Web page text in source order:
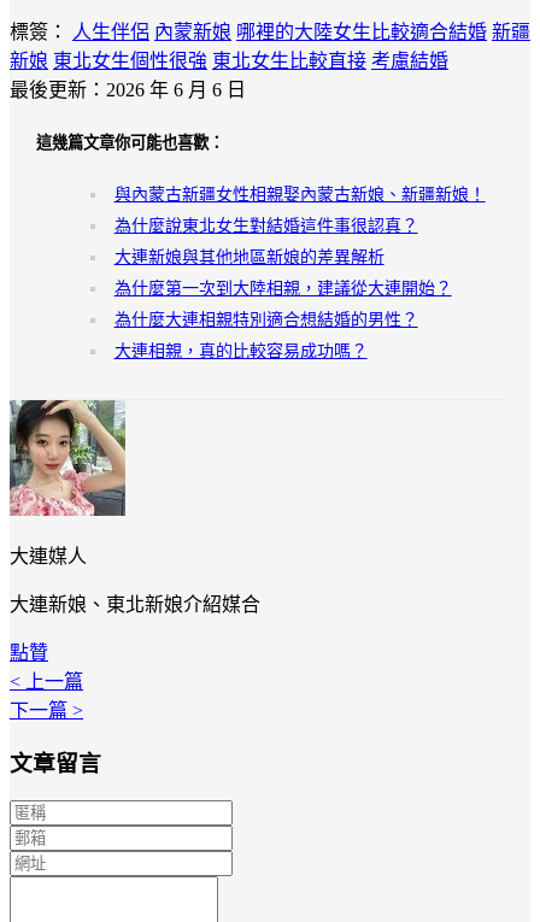
標簽： 人生伴侶 內蒙新娘 哪裡的大陸女生比較適合結婚 新疆
新娘 東北女生個性很強 東北女生比較直接 考慮結婚
最後更新：2026 年 6 月 6 日
這幾篇文章你可能也喜歡：
與內蒙古新疆女性相親娶內蒙古新娘、新疆新娘！
為什麼說東北女生對結婚這件事很認真？
大連新娘與其他地區新娘的差異解析
為什麼第一次到大陸相親，建議從大連開始？
為什麼大連相親特別適合想結婚的男性？
大連相親，真的比較容易成功嗎？
大連媒人
大連新娘、東北新娘介紹媒合
點贊
< 上一篇
下一篇 >
文章留言